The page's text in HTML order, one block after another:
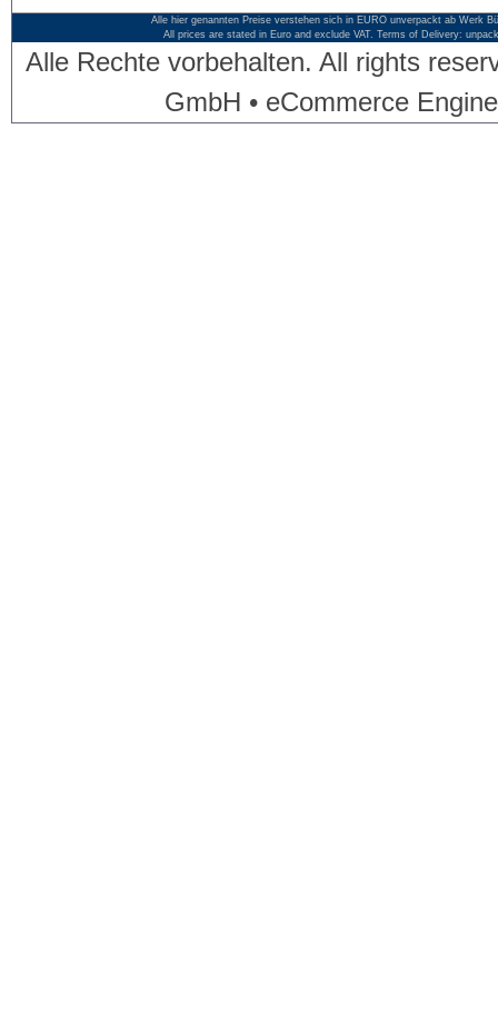
Alle hier genannten Preise verstehen sich in EURO unverpackt ab Werk
All prices are stated in Euro and exclude VAT. Terms of Delivery:
Alle Rechte vorbehalten. All rights
GmbH • eCommerce